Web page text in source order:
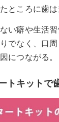
ところに歯は
い癖や生活
でなく、口
につながる。
トキットで